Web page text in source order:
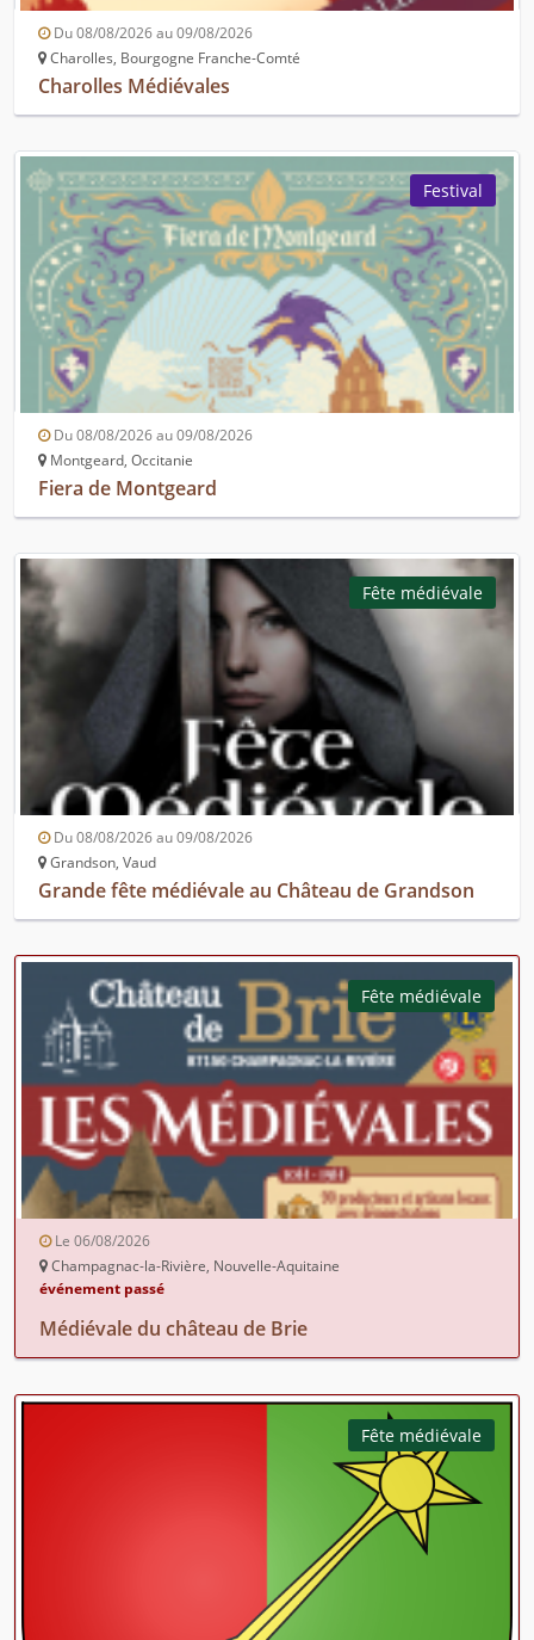
Du 08/08/2026 au 09/08/2026
Charolles, Bourgogne Franche-Comté
Charolles Médiévales
Festival
Du 08/08/2026 au 09/08/2026
Montgeard, Occitanie
Fiera de Montgeard
Fête médiévale
Du 08/08/2026 au 09/08/2026
Grandson, Vaud
Grande fête médiévale au Château de Grandson
Fête médiévale
Le 06/08/2026
Champagnac-la-Rivière, Nouvelle-Aquitaine
événement passé
Médiévale du château de Brie
Fête médiévale